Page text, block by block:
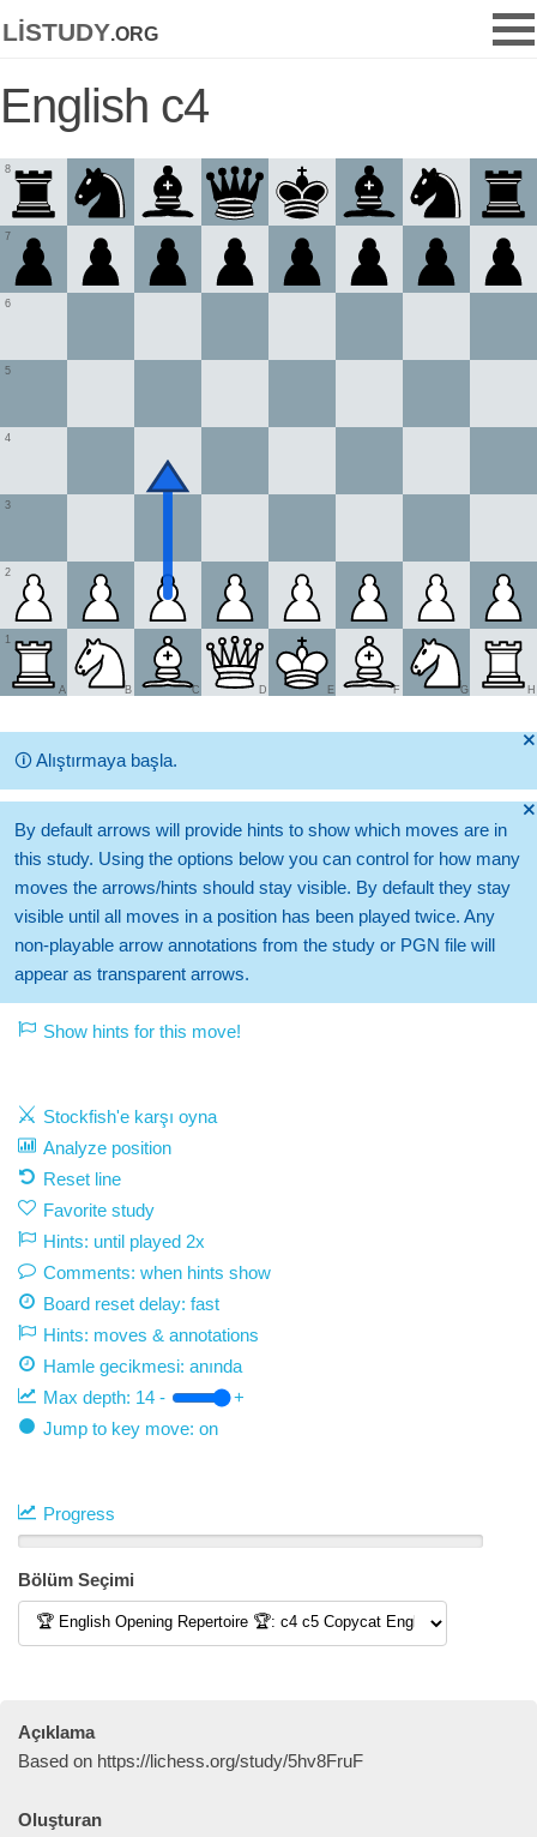
listudy.org
English c4
1
2
3
4
5
6
7
8
A B C D E F G H
🞫
🛈Alıştırmaya başla.
🞫
By default arrows will provide hints to show which moves are in
this study. Using the options below you can control for how many
moves the arrows/hints should stay visible. By default they stay
visible until all moves in a position has been played twice. Any
non-playable arrow annotations from the study or PGN file will
appear as transparent arrows.
Show hints for this move!
Stockfish'e karşı oyna
Analyze position
Reset line
Favorite study
Hints: until played 2x
Comments: when hints show
Board reset delay: fast
Hints: moves & annotations
Hamle gecikmesi: anında
Max depth: 14 -
+
Jump to key move: on
Progress
Bölüm Seçimi
Açıklama
Based on https://lichess.org/study/5hv8FruF
Oluşturan